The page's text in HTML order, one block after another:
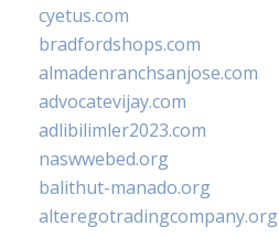
cyetus.com
bradfordshops.com
almadenranchsanjose.com
advocatevijay.com
adlibilimler2023.com
naswwebed.org
balithut-manado.org
alteregotradingcompany.org